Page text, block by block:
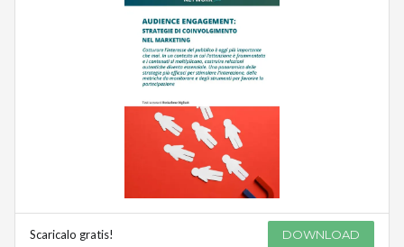
Scaricalo gratis! DOWNLOAD